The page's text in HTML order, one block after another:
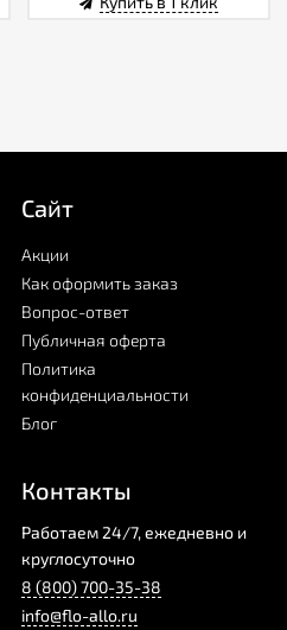
Сайт
Акции
Как оформить заказ
Вопрос-ответ
Публичная оферта
Политика
конфиденциальности
Блог
Контакты
Работаем 24/7, ежедневно и
круглосуточно
8 (800) 700-35-38
info@flo-allo.ru